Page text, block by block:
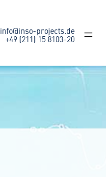
info@inso-projects.de
+49 (211) 15 8103-20